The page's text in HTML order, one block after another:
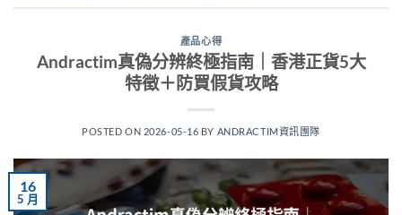
產品心得
Andractim真偽分辨終極指南｜香港正貨5大
特徵＋防買假貨攻略
POSTED ON 2026-05-16 BY ANDRACTIM資訊團隊
16
5 月